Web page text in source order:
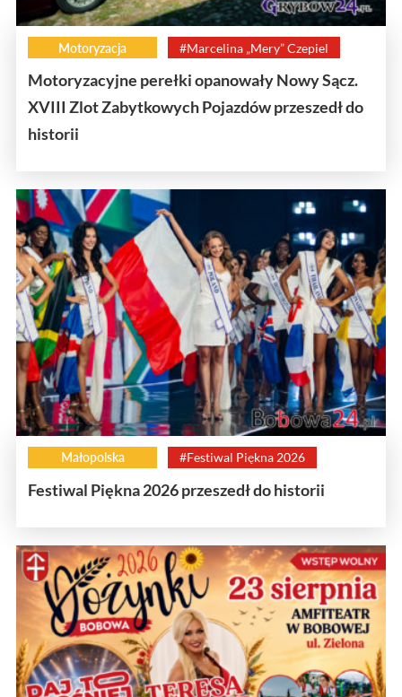
Motoryzacja #Marcelina „Mery” Czepiel
Motoryzacyjne perełki opanowały Nowy Sącz.
XVIII Zlot Zabytkowych Pojazdów przeszedł do
historii
Małopolska #Festiwal Piękna 2026
Festiwal Piękna 2026 przeszedł do historii